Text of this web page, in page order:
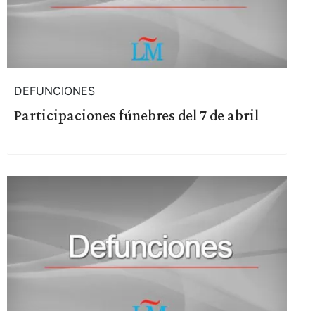
DEFUNCIONES
Participaciones fúnebres del 7 de abril